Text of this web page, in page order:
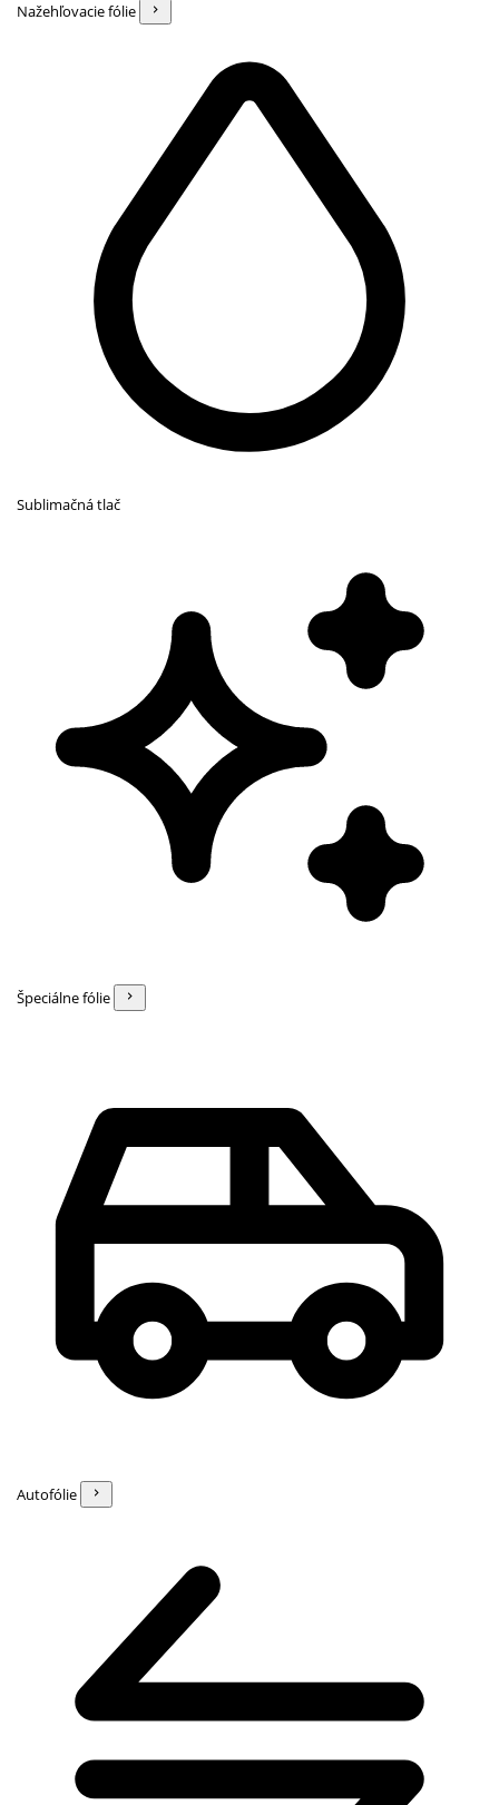
Nažehľovacie fólie
Sublimačná tlač
Špeciálne fólie
Autofólie